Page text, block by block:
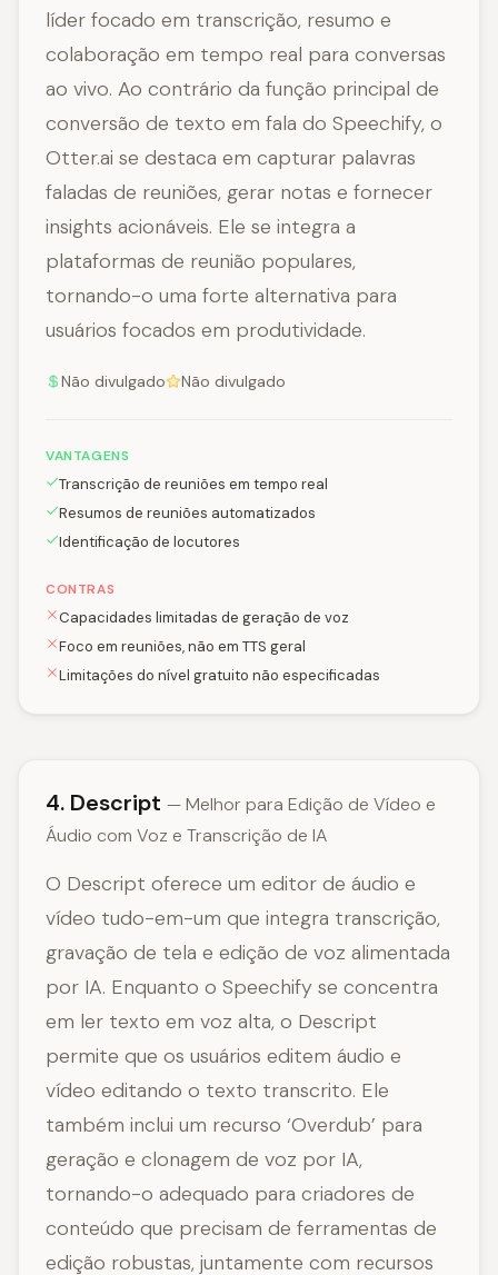
líder focado em transcrição, resumo e
colaboração em tempo real para conversas
ao vivo. Ao contrário da função principal de
conversão de texto em fala do Speechify, o
Otter.ai se destaca em capturar palavras
faladas de reuniões, gerar notas e fornecer
insights acionáveis. Ele se integra a
plataformas de reunião populares,
tornando-o uma forte alternativa para
usuários focados em produtividade.
Não divulgado Não divulgado
VANTAGENS
Transcrição de reuniões em tempo real
Resumos de reuniões automatizados
Identificação de locutores
CONTRAS
Capacidades limitadas de geração de voz
Foco em reuniões, não em TTS geral
Limitações do nível gratuito não especificadas
4. Descript — Melhor para Edição de Vídeo e
Áudio com Voz e Transcrição de IA
O Descript oferece um editor de áudio e
vídeo tudo-em-um que integra transcrição,
gravação de tela e edição de voz alimentada
por IA. Enquanto o Speechify se concentra
em ler texto em voz alta, o Descript
permite que os usuários editem áudio e
vídeo editando o texto transcrito. Ele
também inclui um recurso ‘Overdub’ para
geração e clonagem de voz por IA,
tornando-o adequado para criadores de
conteúdo que precisam de ferramentas de
edição robustas, juntamente com recursos